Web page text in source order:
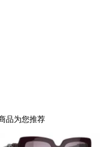
品为您推荐